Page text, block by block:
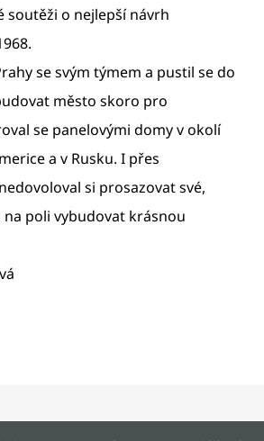
soutěži o nejlepší návrh
se svým týmem a pustil se do
město skoro pro
se panelovými domy v okolí
a v Rusku. I přes
si prosazovat své,
na poli vybudovat krásnou